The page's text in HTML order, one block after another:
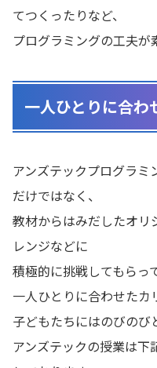
てつくったりなど、
プログラミングの工夫が
一人ひとりに合わ
アンズテックプログラミ
だけではなく、
教材からはみだしたオリ
レンジなどに
積極的に挑戦してもらっ
一人ひとりに合わせた
子どもたちにはのびのび
アンズテックの授業は